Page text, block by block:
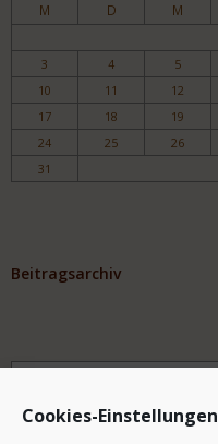
Cookies-Einstellungen
M D M
3
4 5
10
11 12
17
18 19
24
25 26
31
Beitragsarchiv
Archiv